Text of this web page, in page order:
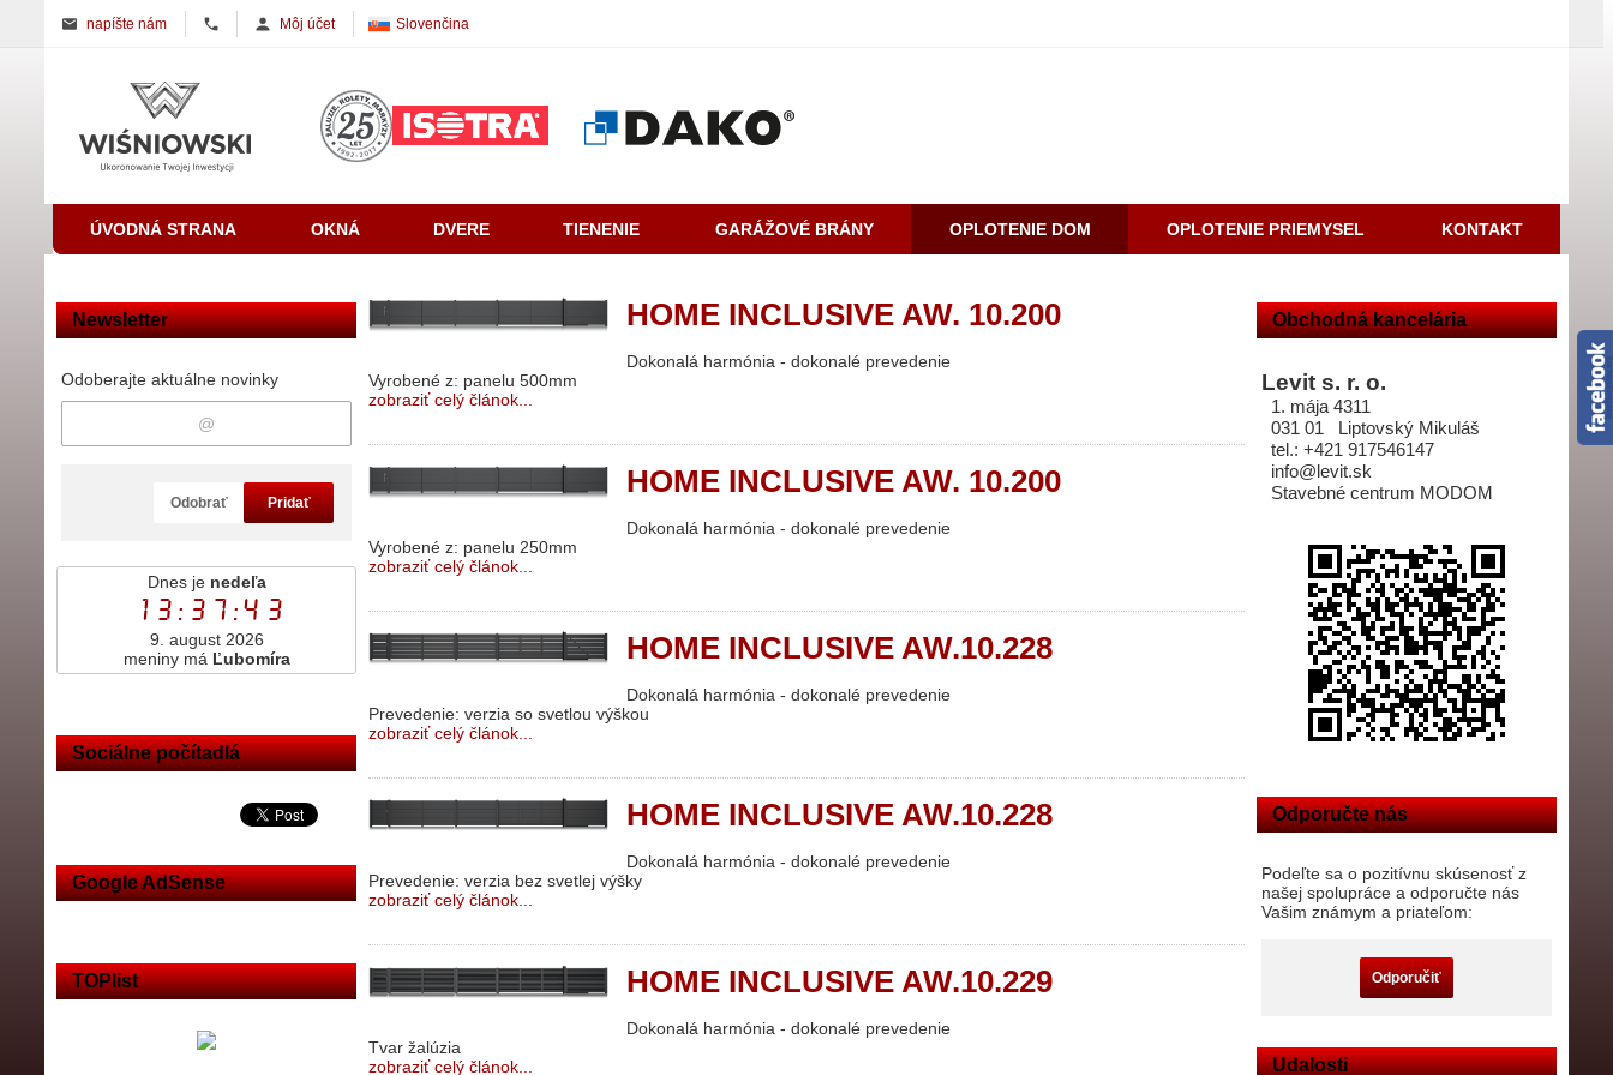
napíšte nám Môj účet Slovenčina
ÚVODNÁ STRANA OKNÁ DVERE TIENENIE GARÁŽOVÉ BRÁNY OPLOTENIE DOM OPLOTENIE PRIEMYSEL KONTAKT
Obchodná kancelária
Levit s. r. o.
1. mája 4311
031 01 Liptovský Mikuláš
tel.: +421 917546147
info@levit.sk
Stavebné centrum MODOM
Odporučte nás
Podeľte sa o pozitívnu skúsenosť z
našej spolupráce a odporučte nás
Vašim známym a priateľom:
Odporučiť
Udalosti
Newsletter
Odoberajte aktuálne novinky
Odobrať Pridať
Dnes je nedeľa
13:37:43
9. august 2026
meniny má Ľubomíra
Sociálne počítadlá
Google AdSense
TOPlist
HOME INCLUSIVE AW. 10.200
Dokonalá harmónia - dokonalé prevedenie
Vyrobené z: panelu 500mm
zobraziť celý článok...
HOME INCLUSIVE AW. 10.200
Dokonalá harmónia - dokonalé prevedenie
Vyrobené z: panelu 250mm
zobraziť celý článok...
HOME INCLUSIVE AW.10.228
Dokonalá harmónia - dokonalé prevedenie
Prevedenie: verzia so svetlou výškou
zobraziť celý článok...
HOME INCLUSIVE AW.10.228
Dokonalá harmónia - dokonalé prevedenie
Prevedenie: verzia bez svetlej výšky
zobraziť celý článok...
HOME INCLUSIVE AW.10.229
Dokonalá harmónia - dokonalé prevedenie
Tvar žalúzia
zobraziť celý článok...